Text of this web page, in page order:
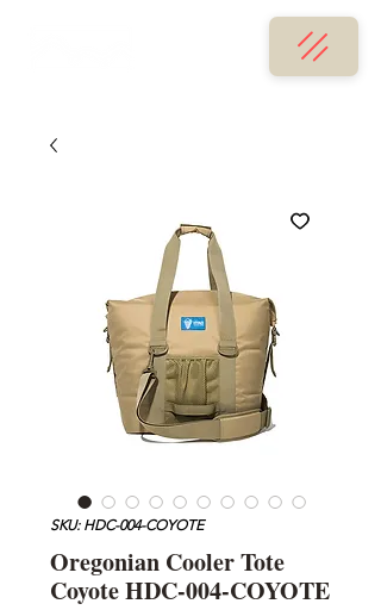
SKU: HDC-004-COYOTE
Oregonian Cooler Tote
Coyote HDC-004-COYOTE